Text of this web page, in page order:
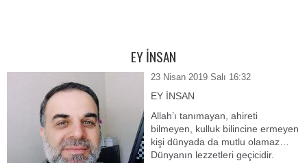
EY İNSAN
23 Nisan 2019 Salı 16:32
EY İNSAN
Allah’ı tanımayan, ahireti
bilmeyen, kulluk bilincine ermeyen
kişi dünyada da mutlu olamaz…
Dünyanın lezzetleri geçicidir.